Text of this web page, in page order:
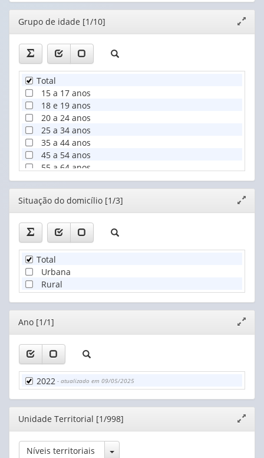
Editor
janela
Grupo de idade [1/10]
Total
15 a 17 anos
18 e 19 anos
20 a 24 anos
25 a 34 anos
35 a 44 anos
45 a 54 anos
55 a 64 anos
65 anos ou mais
75 anos ou mais
Editor
janela
Situação do domicílio [1/3]
Total
Urbana
Rural
Editor
janela
Ano [1/1]
2022 - atualizado em 09/05/2025
Editor
janela
Unidade Territorial [1/998]
Níveis territoriais Toggle Dropdown